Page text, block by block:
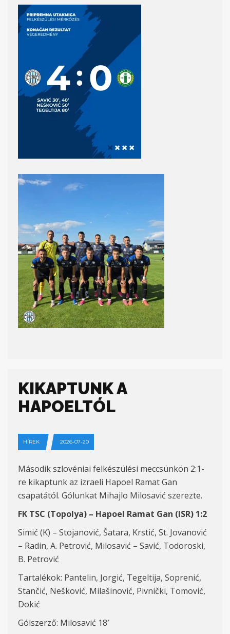
KIKAPTUNK A
HAPOELTÓL
HÍREK 2026-07-20
Második szlovéniai felkészülési meccsünkön 2:1-
re kikaptunk az izraeli Hapoel Ramat Gan
csapatától. Gólunkat Mihajlo Milosavić szerezte.
FK TSC (Topolya) – Hapoel Ramat Gan (ISR) 1:2
Simić (K) – Stojanović, Šatara, Krstić, St. Jovanović
– Radin, A. Petrović, Milosavić – Savić, Todoroski,
B. Petrović
Tartalékok: Pantelin, Jorgić, Tegeltija, Soprenić,
Stančić, Nešković, Milašinović, Pivnički, Tomović,
Dokić
Gólszerző: Milosavić 18′